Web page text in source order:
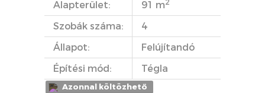
Alapterület: 91 m2
Szobák száma:
4
Állapot:
Felújítandó
Építési mód:
Tégla
Azonnal költözhető